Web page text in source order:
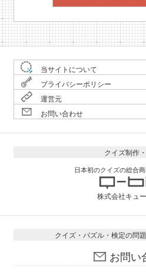
当サイトについて
プライバシーポリシー
運営元
お問い合わせ
クイズ制作
日本初のクイズの総合
株式会社キュ
クイズ・パズル・検定の問
お問い